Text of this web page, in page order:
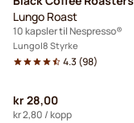
Lungo Roast
10 kapsler til Nespresso®
Lungo 8 Styrke
4.3 (98)
kr 28,00
kr 2,80 / kopp